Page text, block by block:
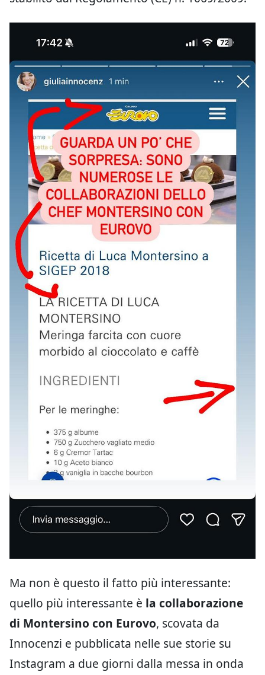
Ma non è questo il fatto più interessante:
quello più interessante è la collaborazione
di Montersino con Eurovo, scovata da
Innocenzi e pubblicata nelle sue storie su
Instagram a due giorni dalla messa in onda